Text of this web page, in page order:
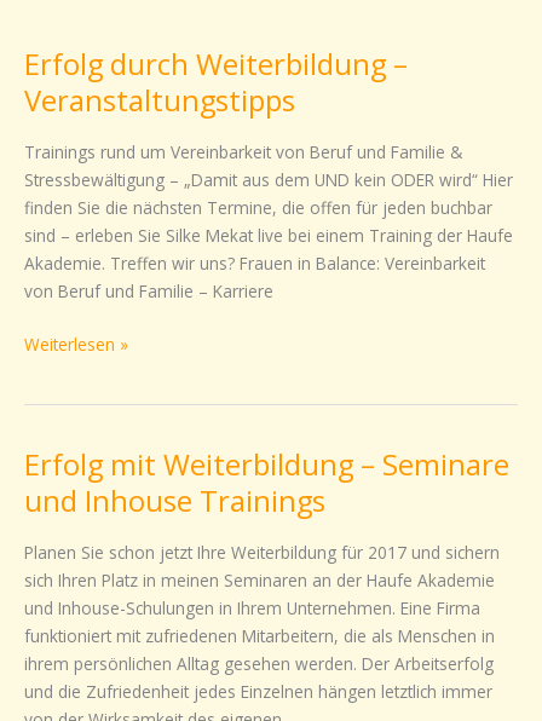
Erfolg durch Weiterbildung –
Veranstaltungstipps
Trainings rund um Vereinbarkeit von Beruf und Familie &
Stressbewältigung – „Damit aus dem UND kein ODER wird“ Hier
finden Sie die nächsten Termine, die offen für jeden buchbar
sind – erleben Sie Silke Mekat live bei einem Training der Haufe
Akademie. Treffen wir uns? Frauen in Balance: Vereinbarkeit
von Beruf und Familie – Karriere
Weiterbildung
–
Veranstaltungstipps
Weiterlesen »
Erfolg mit Weiterbildung – Seminare
und Inhouse Trainings
Planen Sie schon jetzt Ihre Weiterbildung für 2017 und sichern
sich Ihren Platz in meinen Seminaren an der Haufe Akademie
und Inhouse-Schulungen in Ihrem Unternehmen. Eine Firma
funktioniert mit zufriedenen Mitarbeitern, die als Menschen in
ihrem persönlichen Alltag gesehen werden. Der Arbeitserfolg
und die Zufriedenheit jedes Einzelnen hängen letztlich immer
Erfolg
Weiterbildung
–
Seminare
und
Inhouse
Trainings